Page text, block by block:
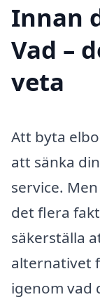
Innan
Vad –
veta
Att byta
att sänka
service.
det flera
säkerställa
alternativet
igenom vad